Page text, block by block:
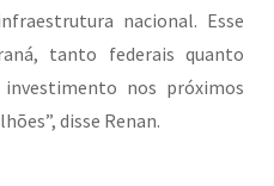
nacional. Esse
tanto federais quanto
nos próximos
disse Renan.